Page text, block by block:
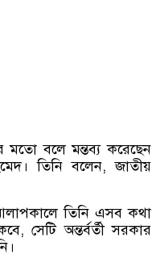
মতো বলে মন্তব্য করেছেন
তিনি বলেন, জাতীয়
তিনি এসব কথা
সেটি অন্তর্বর্তী সরকার